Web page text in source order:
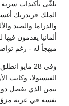
تلقّى تأكيدات سرية
الملك فريدريك
والدراما والصيد
ألمانيا يقدمون
مبهجاً له - رغم
وفي 28 مايو انطلق نابليون لينضم إلى أحد جيوشه في
الفيستولا، وكانت
نيمن الذي يفصل
نفسه في عربة